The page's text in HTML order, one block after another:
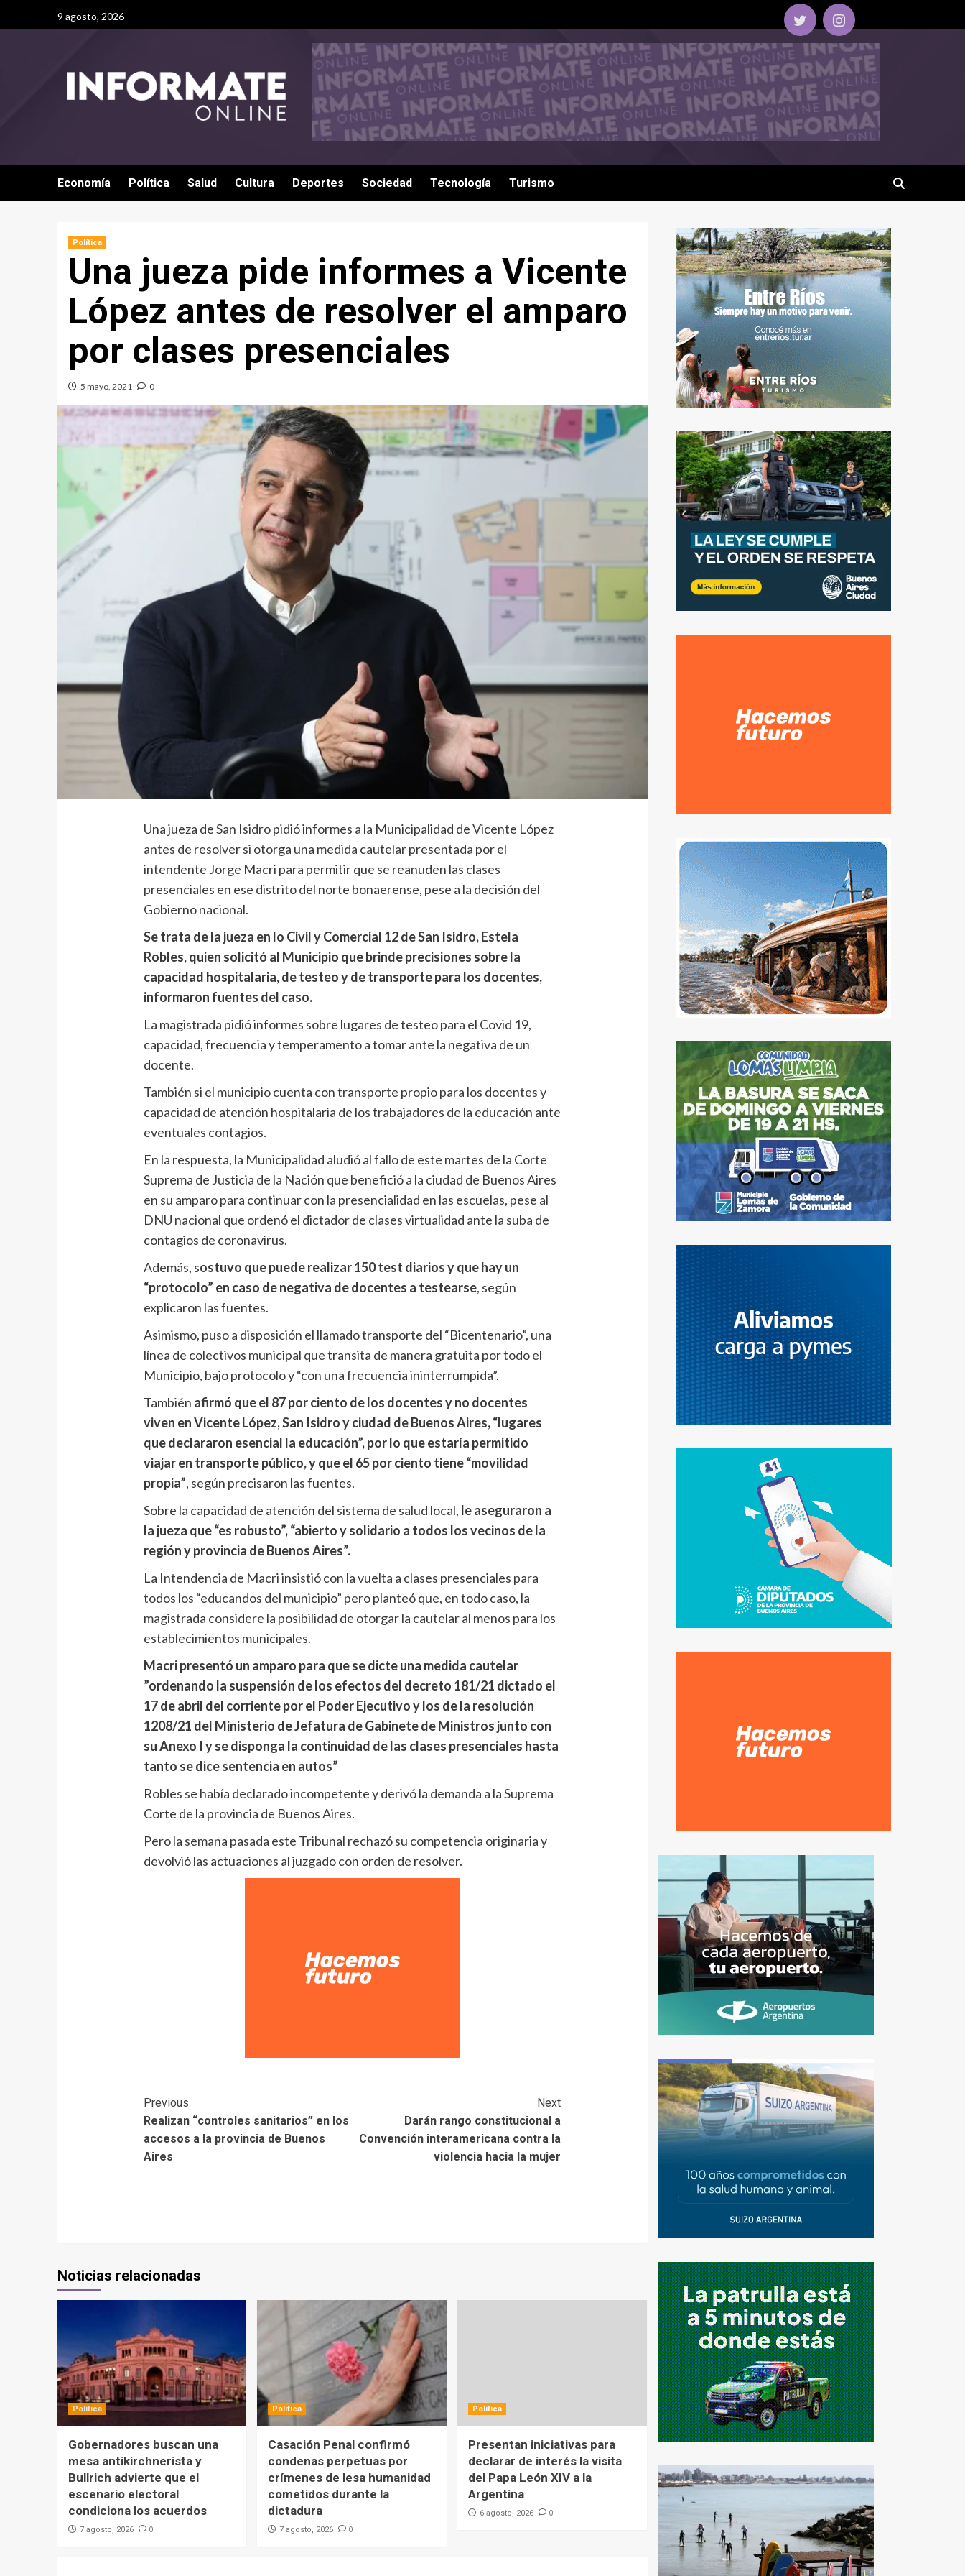
9 agosto, 2026
Economía Política Salud Cultura Deportes Sociedad Tecnología Turismo
Política
Una jueza pide informes a Vicente
López antes de resolver el amparo
por clases presenciales
5 mayo, 2021 0
Una jueza de San Isidro pidió informes a la Municipalidad de Vicente López
antes de resolver si otorga una medida cautelar presentada por el
intendente Jorge Macri para permitir que se reanuden las clases
presenciales en ese distrito del norte bonaerense, pese a la decisión del
Gobierno nacional.
Se trata de la jueza en lo Civil y Comercial 12 de San Isidro, Estela
Robles, quien solicitó al Municipio que brinde precisiones sobre la
capacidad hospitalaria, de testeo y de transporte para los docentes,
informaron fuentes del caso.
La magistrada pidió informes sobre lugares de testeo para el Covid 19,
capacidad, frecuencia y temperamento a tomar ante la negativa de un
docente.
También si el municipio cuenta con transporte propio para los docentes y
capacidad de atención hospitalaria de los trabajadores de la educación ante
eventuales contagios.
En la respuesta, la Municipalidad aludió al fallo de este martes de la Corte
Suprema de Justicia de la Nación que benefició a la ciudad de Buenos Aires
en su amparo para continuar con la presencialidad en las escuelas, pese al
DNU nacional que ordenó el dictador de clases virtualidad ante la suba de
contagios de coronavirus.
Además, sostuvo que puede realizar 150 test diarios y que hay un
“protocolo” en caso de negativa de docentes a testearse, según
explicaron las fuentes.
Asimismo, puso a disposición el llamado transporte del “Bicentenario”, una
línea de colectivos municipal que transita de manera gratuita por todo el
Municipio, bajo protocolo y “con una frecuencia ininterrumpida”.
También afirmó que el 87 por ciento de los docentes y no docentes
viven en Vicente López, San Isidro y ciudad de Buenos Aires, “lugares
que declararon esencial la educación”, por lo que estaría permitido
viajar en transporte público, y que el 65 por ciento tiene “movilidad
propia”, según precisaron las fuentes.
Sobre la capacidad de atención del sistema de salud local, le aseguraron a
la jueza que “es robusto”, “abierto y solidario a todos los vecinos de la
región y provincia de Buenos Aires”.
La Intendencia de Macri insistió con la vuelta a clases presenciales para
todos los “educandos del municipio” pero planteó que, en todo caso, la
magistrada considere la posibilidad de otorgar la cautelar al menos para los
establecimientos municipales.
Macri presentó un amparo para que se dicte una medida cautelar
”ordenando la suspensión de los efectos del decreto 181/21 dictado el
17 de abril del corriente por el Poder Ejecutivo y los de la resolución
1208/21 del Ministerio de Jefatura de Gabinete de Ministros junto con
su Anexo I y se disponga la continuidad de las clases presenciales hasta
tanto se dice sentencia en autos”
Robles se había declarado incompetente y derivó la demanda a la Suprema
Corte de la provincia de Buenos Aires.
Pero la semana pasada este Tribunal rechazó su competencia originaria y
devolvió las actuaciones al juzgado con orden de resolver.
Previous
Realizan “controles sanitarios” en los
accesos a la provincia de Buenos
Aires
Next
Darán rango constitucional a
Convención interamericana contra la
violencia hacia la mujer
Noticias relacionadas
Política
Gobernadores buscan una
mesa antikirchnerista y
Bullrich advierte que el
escenario electoral
condiciona los acuerdos
7 agosto, 2026 0
Política
Casación Penal confirmó
condenas perpetuas por
crímenes de lesa humanidad
cometidos durante la
dictadura
7 agosto, 2026 0
Política
Presentan iniciativas para
declarar de interés la visita
del Papa León XIV a la
Argentina
6 agosto, 2026 0